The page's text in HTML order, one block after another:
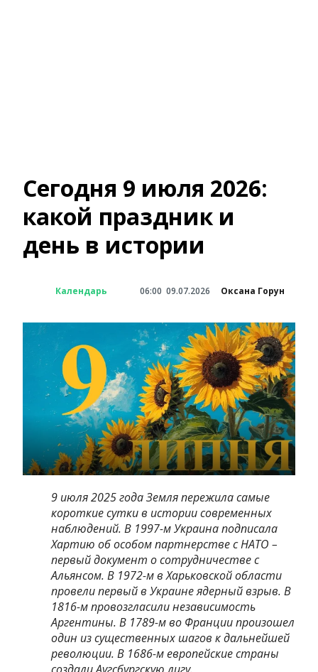
Сегодня 9 июля 2026:
какой праздник и
день в истории
Календарь 06:00 09.07.2026 Оксана Горун
9 июля 2025 года Земля пережила самые
короткие сутки в истории современных
наблюдений. В 1997-м Украина подписала
Хартию об особом партнерстве с НАТО –
первый документ о сотрудничестве с
Альянсом. В 1972-м в Харьковской области
провели первый в Украине ядерный взрыв. В
1816-м провозгласили независимость
Аргентины. В 1789-м во Франции произошел
один из существенных шагов к дальнейшей
революции. В 1686-м европейские страны